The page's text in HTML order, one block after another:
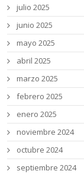
julio 2025
junio 2025
mayo 2025
abril 2025
marzo 2025
febrero 2025
enero 2025
noviembre 2024
octubre 2024
septiembre 2024